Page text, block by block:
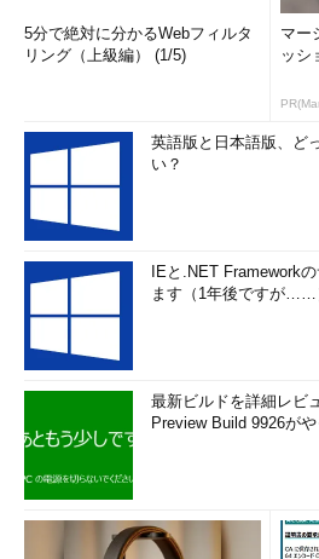
筆者プロフィール
アクセンチュア・テクノロジー・
アクセンチュアから生まれた、企業
に入りのシステム・アナリスト。下
ータベースなどのインフラ／ミドル
システム・アナリスト。
5分で絶対に分かるWebフィルタ
リング（上級編） (1/5)
マー
ッシ
英語版と日本語版、ど
い？
IEと.NET Framework
ます（1年後ですが……
最新ビルドを詳細レビ
Preview Build 9926が